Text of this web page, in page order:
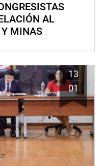
AL
Y MINAS
13
01